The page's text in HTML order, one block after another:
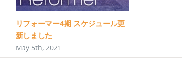
リフォーマー4期 スケジュール更
新しました
May 5th, 2021